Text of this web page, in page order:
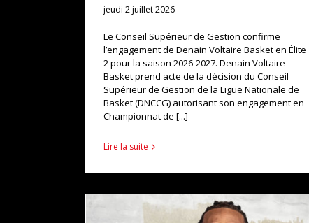
jeudi 2 juillet 2026
Le Conseil Supérieur de Gestion confirme
l’engagement de Denain Voltaire Basket en Élite
2 pour la saison 2026-2027. Denain Voltaire
Basket prend acte de la décision du Conseil
Supérieur de Gestion de la Ligue Nationale de
Basket (DNCCG) autorisant son engagement en
Championnat de [...]
Lire la suite